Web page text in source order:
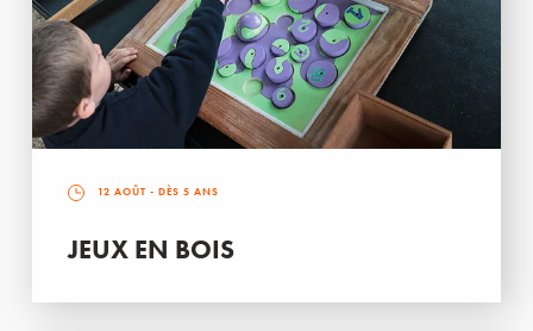
12 AOÛT - DÈS 5 ANS
JEUX EN BOIS